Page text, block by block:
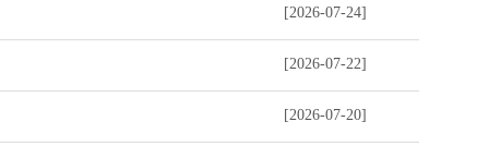
[2026-07-24]
[2026-07-22]
[2026-07-20]